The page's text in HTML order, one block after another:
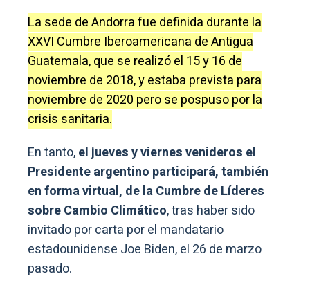
La sede de Andorra fue definida durante la
XXVI Cumbre Iberoamericana de Antigua
Guatemala, que se realizó el 15 y 16 de
noviembre de 2018, y estaba prevista para
noviembre de 2020 pero se pospuso por la
crisis sanitaria.
En tanto,el jueves y viernes venideros el
Presidente argentino participará, también
en forma virtual, de la Cumbre de Líderes
sobre Cambio Climático, tras haber sido
invitado por carta por el mandatario
estadounidense Joe Biden, el 26 de marzo
pasado.